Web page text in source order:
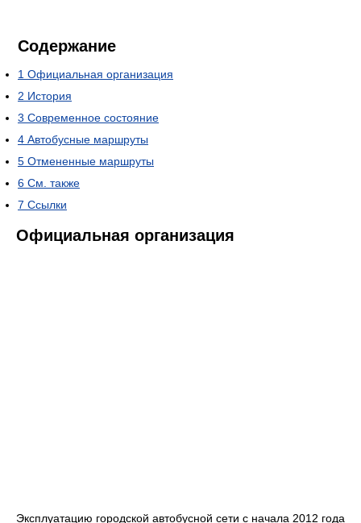
Содержание
1 Официальная организация
2 История
3 Современное состояние
4 Автобусные маршруты
5 Отмененные маршруты
6 См. также
7 Ссылки
Официальная организация
Эксплуатацию городской автобусной сети с начала 2012 года